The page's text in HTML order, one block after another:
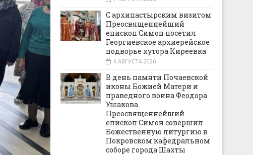
С архипастырским визитом
Преосвященнейший
епископ Симон посетил
Георгиевское архиерейское
подворье хутора Киреевка
6 АВГУСТА 2026
В день памяти Почаевской
иконы Божией Матери и
праведного воина Феодора
Ушакова
Преосвященнейший
епископ Симон совершил
Божественную литургию в
Покровском кафедральном
соборе города Шахты